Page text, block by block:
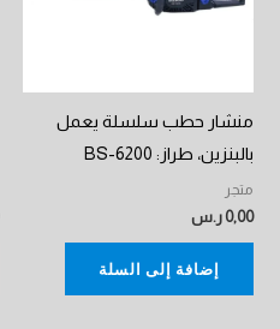
منشار حطب سلسلة يعمل
بالبنزين، طراز: BS-6200
متجر
0,00 ر.س
إضافة إلى السلة